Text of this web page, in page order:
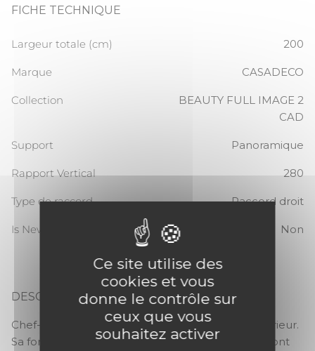
FICHE TECHNIQUE
Largeur totale (cm) 200
Marque CASADECO
Collection
BEAUTY FULL IMAGE 2
CAD
Support Panoramique
Rapport Vertical 280
Type de raccord Raccord droit
Is New Non
DESCRIPTION
PANORAMIQUE SAULE
Chef-d’œuvre de la forêt à exposer dans son intérieur.
Sa force majestueuse et sa splendeur naturelle sont
Ce site utilise des
cookies et vous
donne le contrôle sur
ceux que vous
souhaitez activer